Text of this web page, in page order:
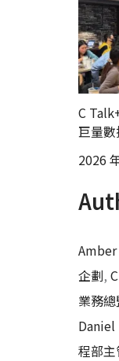
C
巨量
2026
企劃,
業務
Daniel
程部